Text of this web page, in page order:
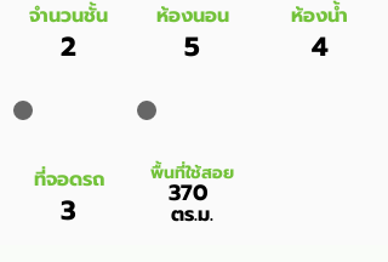
จำนวนชั้น
2
ห้องนอน
5
ห้องน้ำ
4
ที่จอดรถ
3
พื้นที่ใช้สอย
370
ตร.ม.